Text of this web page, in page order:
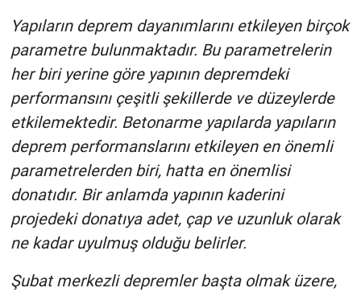
Yapıların deprem dayanımlarını etkileyen birçok
parametre bulunmaktadır. Bu parametrelerin
her biri yerine göre yapının depremdeki
performansını çeşitli şekillerde ve düzeylerde
etkilemektedir. Betonarme yapılarda yapıların
deprem performanslarını etkileyen en önemli
parametrelerden biri, hatta en önemlisi
donatıdır. Bir anlamda yapının kaderini
projedeki donatıya adet, çap ve uzunluk olarak
ne kadar uyulmuş olduğu belirler.
Şubat merkezli depremler başta olmak üzere,